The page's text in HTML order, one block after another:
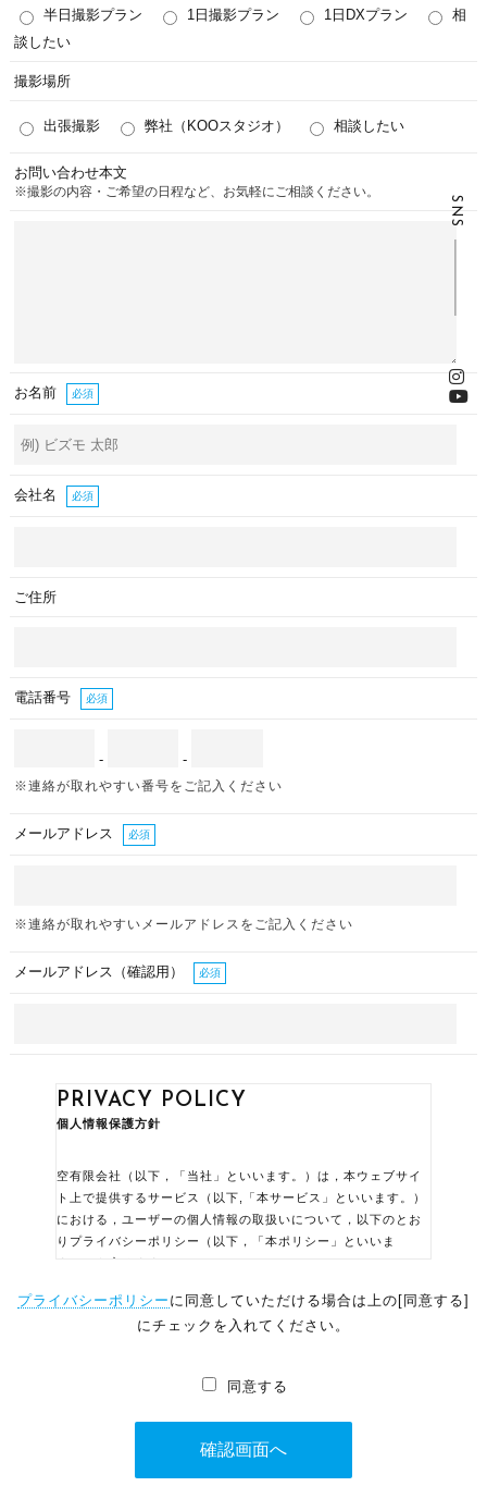
SNS
半日撮影プラン 1日撮影プラン 1日DXプラン
相
談したい
撮影場所
出張撮影 弊社（KOOスタジオ） 相談したい
お問い合わせ本文
※撮影の内容・ご希望の日程など、お気軽にご相談ください。
お名前 必須
会社名 必須
ご住所
電話番号 必須
- -
※連絡が取れやすい番号をご記入ください
メールアドレス 必須
※連絡が取れやすいメールアドレスをご記入ください
メールアドレス（確認用） 必須
PRIVACY POLICY
個人情報保護方針
空有限会社（以下，「当社」といいます。）は，本ウェブサイ
ト上で提供するサービス（以下,「本サービス」といいます。）
における，ユーザーの個人情報の取扱いについて，以下のとお
りプライバシーポリシー（以下，「本ポリシー」といいま
す。）を定めます。
個人情報
報」を指すものとし，生存する個人に関する情報であ
別できる情報及び容貌，指紋，声紋にかかるデータ，
プライバシーポリシー に同意していただける場合は上の[同意する]
にチェックを入れてください。
同意する